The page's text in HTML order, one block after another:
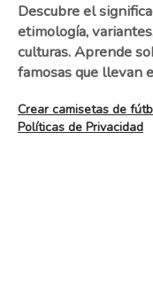
Descubre el
etimología,
culturas. Aprende
famosas que llevan
Crear camisetas de
Políticas de Privacidad